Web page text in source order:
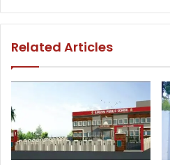
Related Articles